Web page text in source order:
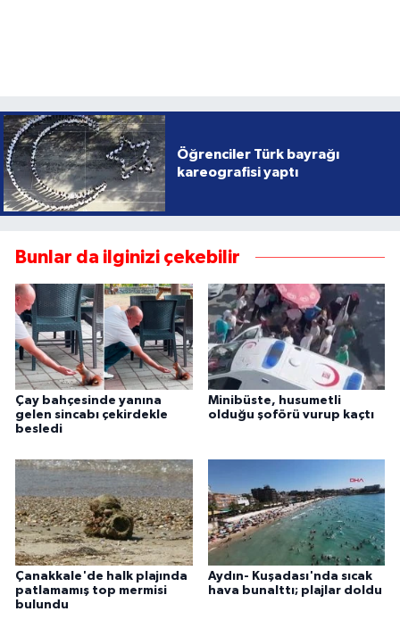
Öğrenciler Türk bayrağı
kareografisi yaptı
Bunlar da ilginizi çekebilir
Çay bahçesinde yanına
gelen sincabı çekirdekle
besledi
Minibüste, husumetli
olduğu şoförü vurup kaçtı
Çanakkale'de halk plajında
patlamamış top mermisi
bulundu
Aydın- Kuşadası'nda sıcak
hava bunalttı; plajlar doldu